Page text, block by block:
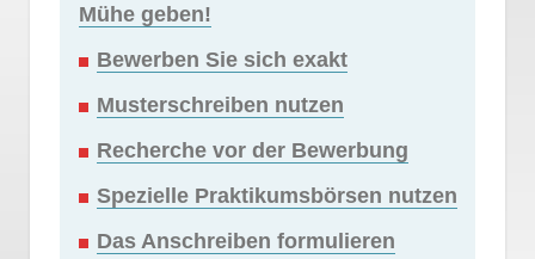
Mühe geben!
Bewerben Sie sich exakt
Musterschreiben nutzen
Recherche vor der Bewerbung
Spezielle Praktikumsbörsen nutzen
Das Anschreiben formulieren